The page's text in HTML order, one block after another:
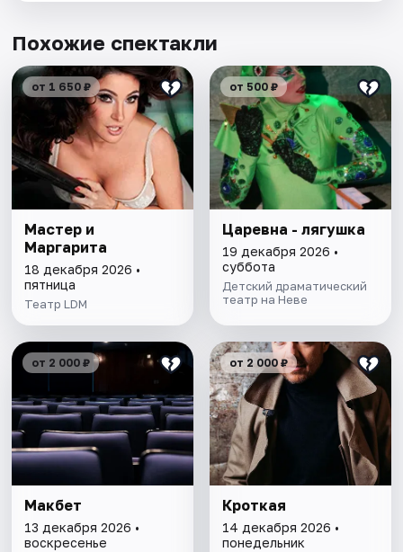
Похожие спектакли
от 1 650 ₽
Мастер и
Маргарита
18 декабря 2026 •
пятница
Театр LDM
от 500 ₽
Царевна - лягушка
19 декабря 2026 •
суббота
Детский драматический
театр на Неве
от 2 000 ₽
Макбет
13 декабря 2026 •
воскресенье
от 2 000 ₽
Кроткая
14 декабря 2026 •
понедельник